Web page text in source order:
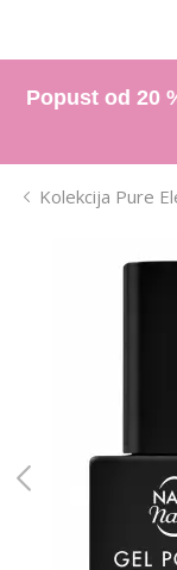
Popust od 20
Kolekcija Pure